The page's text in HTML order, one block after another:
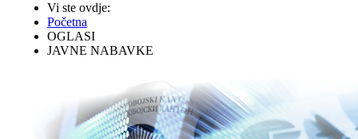
Vi ste ovdje:
Početna
OGLASI
JAVNE NABAVKE